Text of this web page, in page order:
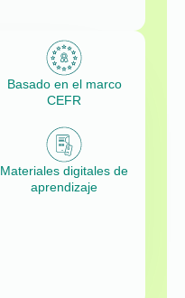
Basado en el marco
CEFR
Materiales digitales de
aprendizaje